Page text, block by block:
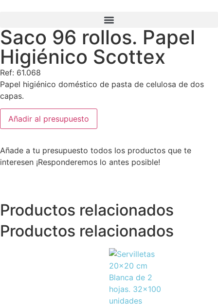
Saco 96 rollos. Papel
Higiénico Scottex
Ref: 61.068
Papel higiénico doméstico de pasta de celulosa de dos
capas.
Añadir al presupuesto
Añade a tu presupuesto todos los productos que te
interesen ¡Responderemos lo antes posible!
Productos relacionados
Productos relacionados